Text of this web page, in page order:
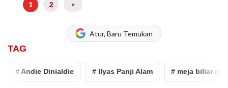
1 2 >
Atur, Baru Temukan
TAG
Andie Dinialdie # Ilyas Panji Alam # meja biliar rp486